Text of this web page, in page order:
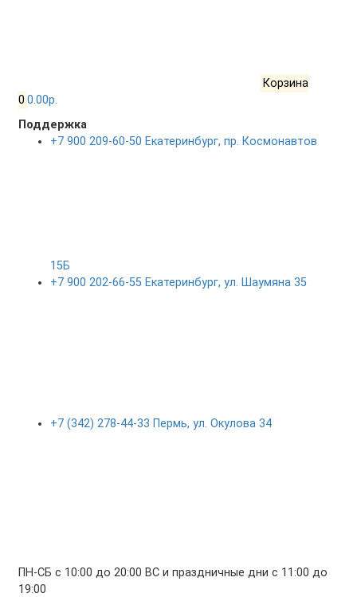
Корзина
0 0.00р.
Поддержка
+7 900 209-60-50 Екатеринбург, пр. Космонавтов
15Б
+7 900 202-66-55 Екатеринбург, ул. Шаумяна 35
+7 (342) 278-44-33 Пермь, ул. Окулова 34
ПН-СБ с 10:00 до 20:00 ВС и праздничные дни с 11:00 до
19:00